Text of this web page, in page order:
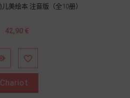
美绘本 注音版（全10册）
Prix
42,90 €

Chariot